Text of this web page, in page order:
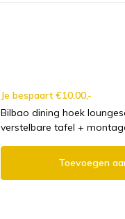
Je bespaart €10.00,-
Bilbao dining hoek
verstelbare tafel +
Toevoegen